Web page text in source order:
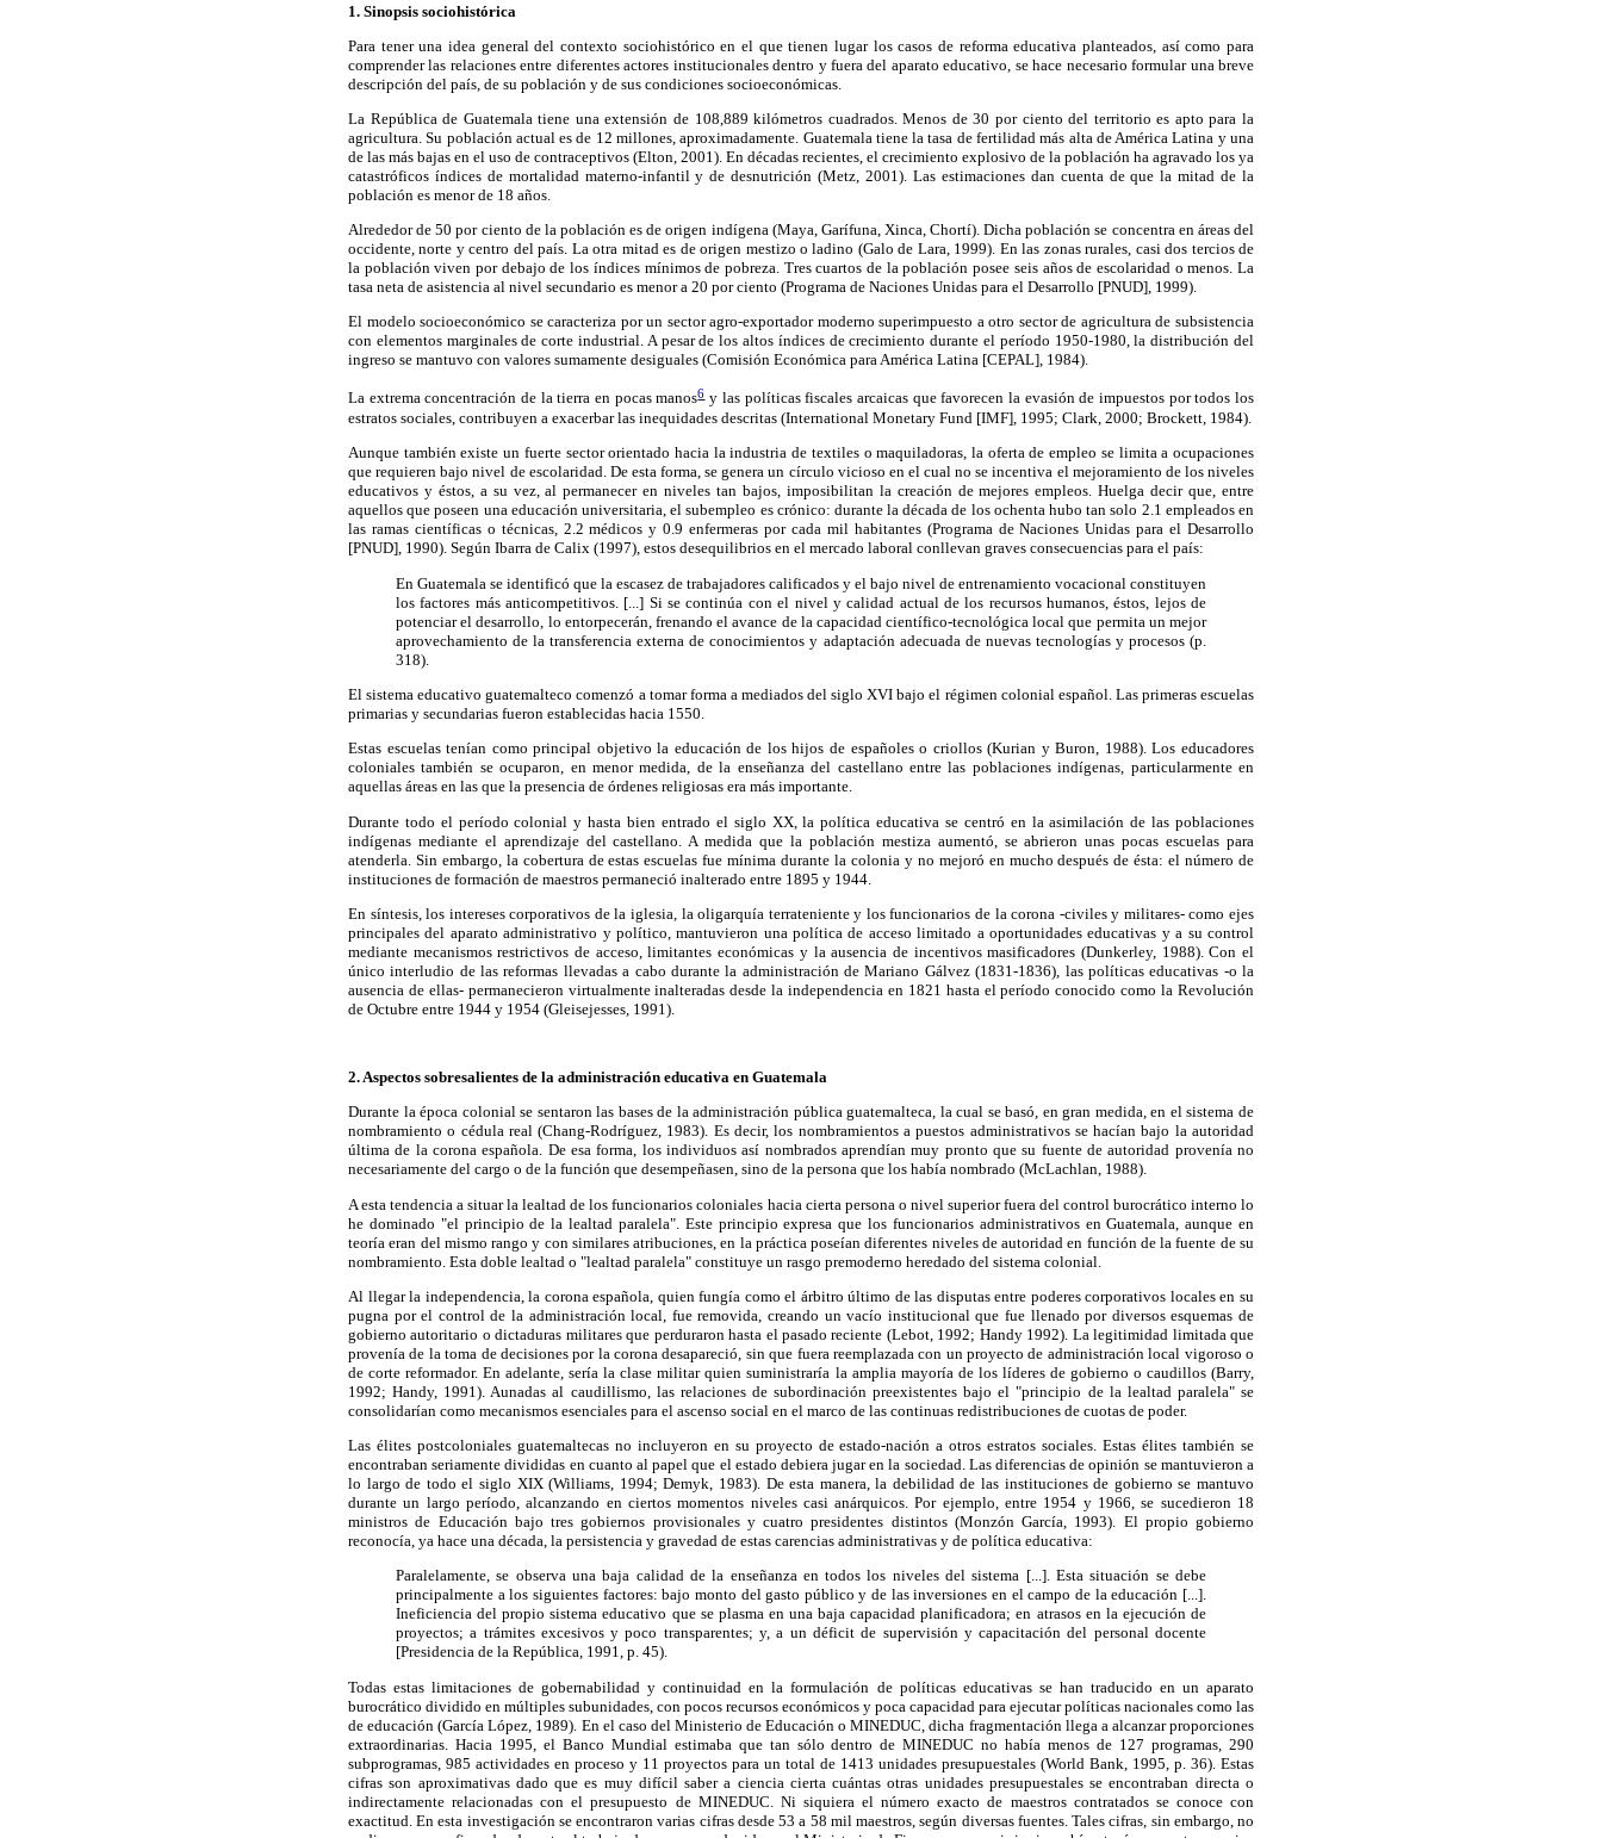
1. Sinopsis sociohistórica
Para tener una idea general del contexto sociohistórico en el que tienen lugar los casos de reforma educativa planteados, así como para
comprender las relaciones entre diferentes actores institucionales dentro y fuera del aparato educativo, se hace necesario formular una breve
descripción del país, de su población y de sus condiciones socioeconómicas.
La República de Guatemala tiene una extensión de 108,889 kilómetros cuadrados. Menos de 30 por ciento del territorio es apto para la
agricultura. Su población actual es de 12 millones, aproximadamente. Guatemala tiene la tasa de fertilidad más alta de América Latina y una
de las más bajas en el uso de contraceptivos (Elton, 2001). En décadas recientes, el crecimiento explosivo de la población ha agravado los ya
catastróficos índices de mortalidad materno-infantil y de desnutrición (Metz, 2001). Las estimaciones dan cuenta de que la mitad de la
población es menor de 18 años.
Alrededor de 50 por ciento de la población es de origen indígena (Maya, Garífuna, Xinca, Chortí). Dicha población se concentra en áreas del
occidente, norte y centro del país. La otra mitad es de origen mestizo o ladino (Galo de Lara, 1999). En las zonas rurales, casi dos tercios de
la población viven por debajo de los índices mínimos de pobreza. Tres cuartos de la población posee seis años de escolaridad o menos. La
tasa neta de asistencia al nivel secundario es menor a 20 por ciento (Programa de Naciones Unidas para el Desarrollo [PNUD], 1999).
El modelo socioeconómico se caracteriza por un sector agro-exportador moderno superimpuesto a otro sector de agricultura de subsistencia
con elementos marginales de corte industrial. A pesar de los altos índices de crecimiento durante el período 1950-1980, la distribución del
ingreso se mantuvo con valores sumamente desiguales (Comisión Económica para América Latina [CEPAL], 1984).
La extrema concentración de la tierra en pocas manos6y las políticas fiscales arcaicas que favorecen la evasión de impuestos por todos los
estratos sociales, contribuyen a exacerbar las inequidades descritas (International Monetary Fund [IMF], 1995; Clark, 2000; Brockett, 1984).
Aunque también existe un fuerte sector orientado hacia la industria de textiles o maquiladoras, la oferta de empleo se limita a ocupaciones
que requieren bajo nivel de escolaridad. De esta forma, se genera un círculo vicioso en el cual no se incentiva el mejoramiento de los niveles
educativos y éstos, a su vez, al permanecer en niveles tan bajos, imposibilitan la creación de mejores empleos. Huelga decir que, entre
aquellos que poseen una educación universitaria, el subempleo es crónico: durante la década de los ochenta hubo tan solo 2.1 empleados en
las ramas científicas o técnicas, 2.2 médicos y 0.9 enfermeras por cada mil habitantes (Programa de Naciones Unidas para el Desarrollo
[PNUD], 1990). Según Ibarra de Calix (1997), estos desequilibrios en el mercado laboral conllevan graves consecuencias para el país:
En Guatemala se identificó que la escasez de trabajadores calificados y el bajo nivel de entrenamiento vocacional constituyen
los factores más anticompetitivos. [...] Si se continúa con el nivel y calidad actual de los recursos humanos, éstos, lejos de
potenciar el desarrollo, lo entorpecerán, frenando el avance de la capacidad científico-tecnológica local que permita un mejor
aprovechamiento de la transferencia externa de conocimientos y adaptación adecuada de nuevas tecnologías y procesos (p.
318).
El sistema educativo guatemalteco comenzó a tomar forma a mediados del siglo XVI bajo el régimen colonial español. Las primeras escuelas
primarias y secundarias fueron establecidas hacia 1550.
Estas escuelas tenían como principal objetivo la educación de los hijos de españoles o criollos (Kurian y Buron, 1988). Los educadores
coloniales también se ocuparon, en menor medida, de la enseñanza del castellano entre las poblaciones indígenas, particularmente en
aquellas áreas en las que la presencia de órdenes religiosas era más importante.
Durante todo el período colonial y hasta bien entrado el siglo XX, la política educativa se centró en la asimilación de las poblaciones
indígenas mediante el aprendizaje del castellano. A medida que la población mestiza aumentó, se abrieron unas pocas escuelas para
atenderla. Sin embargo, la cobertura de estas escuelas fue mínima durante la colonia y no mejoró en mucho después de ésta: el número de
instituciones de formación de maestros permaneció inalterado entre 1895 y 1944.
En síntesis, los intereses corporativos de la iglesia, la oligarquía terrateniente y los funcionarios de la corona -civiles y militares- como ejes
principales del aparato administrativo y político, mantuvieron una política de acceso limitado a oportunidades educativas y a su control
mediante mecanismos restrictivos de acceso, limitantes económicas y la ausencia de incentivos masificadores (Dunkerley, 1988). Con el
único interludio de las reformas llevadas a cabo durante la administración de Mariano Gálvez (1831-1836), las políticas educativas -o la
ausencia de ellas- permanecieron virtualmente inalteradas desde la independencia en 1821 hasta el período conocido como la Revolución
de Octubre entre 1944 y 1954 (Gleisejesses, 1991).
2. Aspectos sobresalientes de la administración educativa en Guatemala
Durante la época colonial se sentaron las bases de la administración pública guatemalteca, la cual se basó, en gran medida, en el sistema de
nombramiento o cédula real (Chang-Rodríguez, 1983). Es decir, los nombramientos a puestos administrativos se hacían bajo la autoridad
última de la corona española. De esa forma, los individuos así nombrados aprendían muy pronto que su fuente de autoridad provenía no
necesariamente del cargo o de la función que desempeñasen, sino de la persona que los había nombrado (McLachlan, 1988).
A esta tendencia a situar la lealtad de los funcionarios coloniales hacia cierta persona o nivel superior fuera del control burocrático interno lo
he dominado "el principio de la lealtad paralela". Este principio expresa que los funcionarios administrativos en Guatemala, aunque en
teoría eran del mismo rango y con similares atribuciones, en la práctica poseían diferentes niveles de autoridad en función de la fuente de su
nombramiento. Esta doble lealtad o "lealtad paralela" constituye un rasgo premoderno heredado del sistema colonial.
Al llegar la independencia, la corona española, quien fungía como el árbitro último de las disputas entre poderes corporativos locales en su
pugna por el control de la administración local, fue removida, creando un vacío institucional que fue llenado por diversos esquemas de
gobierno autoritario o dictaduras militares que perduraron hasta el pasado reciente (Lebot, 1992; Handy 1992). La legitimidad limitada que
provenía de la toma de decisiones por la corona desapareció, sin que fuera reemplazada con un proyecto de administración local vigoroso o
de corte reformador. En adelante, sería la clase militar quien suministraría la amplia mayoría de los líderes de gobierno o caudillos (Barry,
1992; Handy, 1991). Aunadas al caudillismo, las relaciones de subordinación preexistentes bajo el "principio de la lealtad paralela" se
consolidarían como mecanismos esenciales para el ascenso social en el marco de las continuas redistribuciones de cuotas de poder.
Las élites postcoloniales guatemaltecas no incluyeron en su proyecto de estado-nación a otros estratos sociales. Estas élites también se
encontraban seriamente divididas en cuanto al papel que el estado debiera jugar en la sociedad. Las diferencias de opinión se mantuvieron a
lo largo de todo el siglo XIX (Williams, 1994; Demyk, 1983). De esta manera, la debilidad de las instituciones de gobierno se mantuvo
durante un largo período, alcanzando en ciertos momentos niveles casi anárquicos. Por ejemplo, entre 1954 y 1966, se sucedieron 18
ministros de Educación bajo tres gobiernos provisionales y cuatro presidentes distintos (Monzón García, 1993). El propio gobierno
reconocía, ya hace una década, la persistencia y gravedad de estas carencias administrativas y de política educativa:
Paralelamente, se observa una baja calidad de la enseñanza en todos los niveles del sistema [...]. Esta situación se debe
principalmente a los siguientes factores: bajo monto del gasto público y de las inversiones en el campo de la educación [...].
Ineficiencia del propio sistema educativo que se plasma en una baja capacidad planificadora; en atrasos en la ejecución de
proyectos; a trámites excesivos y poco transparentes; y, a un déficit de supervisión y capacitación del personal docente
[Presidencia de la República, 1991, p. 45).
Todas estas limitaciones de gobernabilidad y continuidad en la formulación de políticas educativas se han traducido en un aparato
burocrático dividido en múltiples subunidades, con pocos recursos económicos y poca capacidad para ejecutar políticas nacionales como las
de educación (García López, 1989). En el caso del Ministerio de Educación o MINEDUC, dicha fragmentación llega a alcanzar proporciones
extraordinarias. Hacia 1995, el Banco Mundial estimaba que tan sólo dentro de MINEDUC no había menos de 127 programas, 290
subprogramas, 985 actividades en proceso y 11 proyectos para un total de 1413 unidades presupuestales (World Bank, 1995, p. 36). Estas
cifras son aproximativas dado que es muy difícil saber a ciencia cierta cuántas otras unidades presupuestales se encontraban directa o
indirectamente relacionadas con el presupuesto de MINEDUC. Ni siquiera el número exacto de maestros contratados se conoce con
exactitud. En esta investigación se encontraron varias cifras desde 53 a 58 mil maestros, según diversas fuentes. Tales cifras, sin embargo, no